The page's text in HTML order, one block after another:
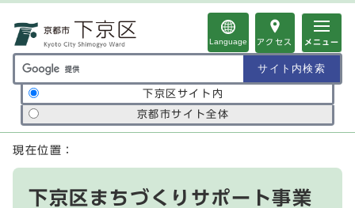
Language アクセス メニュー
サイト内検索の範囲
下京区サイト内
京都市サイト全体
ここから本文です
現在位置：
下京区まちづくりサポート事業